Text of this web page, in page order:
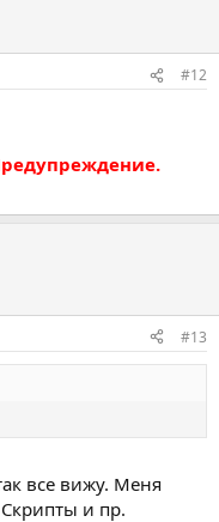
#12
#13
все вижу. Меня
Скрипты и пр.